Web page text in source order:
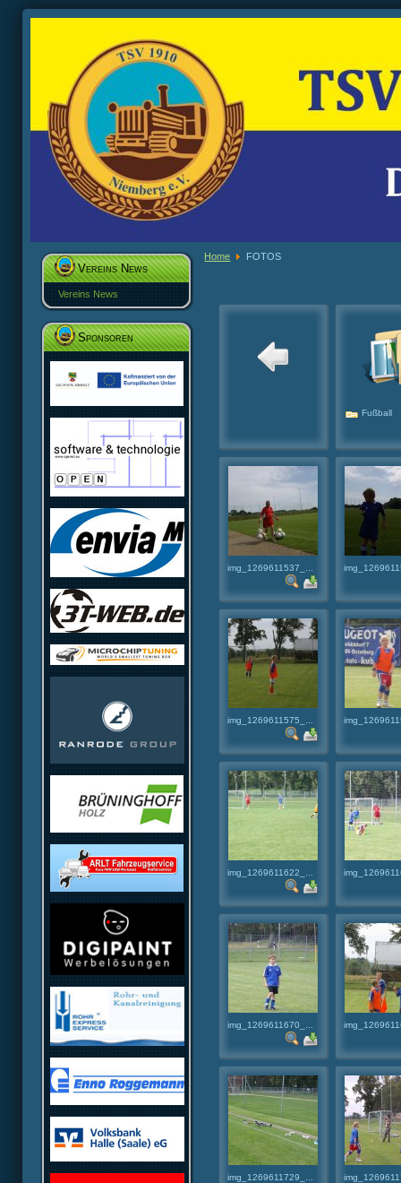
Vereins News
Vereins News
Sponsoren
Home FOTOS
Fußball
img_1269611537_...
img_1269611575_...
img_1269611622_...
img_1269611670_...
img_1269611729_...